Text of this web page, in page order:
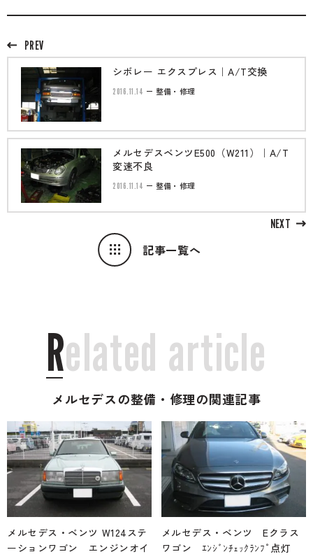
PREV
シボレー エクスプレス｜A/T交換
2016.11.14 整備・修理
記事一覧へ
NEXT
メルセデスベンツE500（W211）｜A/T
変速不良
2016.11.14 整備・修理
Related article
メルセデスの整備・修理の関連記事
メルセデス・ベンツ W124ステ
ーションワゴン エンジンオイ
メルセデス・ベンツ Eクラス
ワゴン ｴﾝｼﾞﾝﾁｪｯｸﾗﾝﾌﾟ点灯